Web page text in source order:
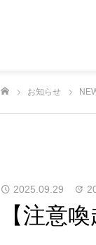
お知らせ
2025.09.29
【注意